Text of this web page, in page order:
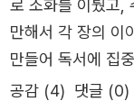
“과학자가 아니라
자처하는 앤 드루
겨 온 이야기들을
전통에 따라 우주
로 조화를 이뤘고,
만해서 각 장의 이
만들어 독서에 집
공감 (4) 댓글 (0)